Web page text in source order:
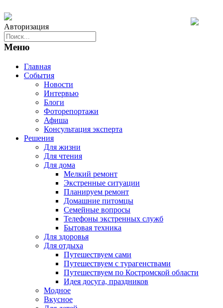
Авторизация
Меню
Главная
События
Новости
Интервью
Блоги
Фоторепортажи
Афиша
Консультация эксперта
Решения
Для жизни
Для чтения
Для дома
Мелкий ремонт
Экстренные ситуации
Планируем ремонт
Домашние питомцы
Семейные вопросы
Телефоны экстренных служб
Бытовая техника
Для здоровья
Для отдыха
Путешествуем сами
Путешествуем с турагенствами
Путешествуем по Костромской области
Идея досуга, праздников
Модное
Вкусное